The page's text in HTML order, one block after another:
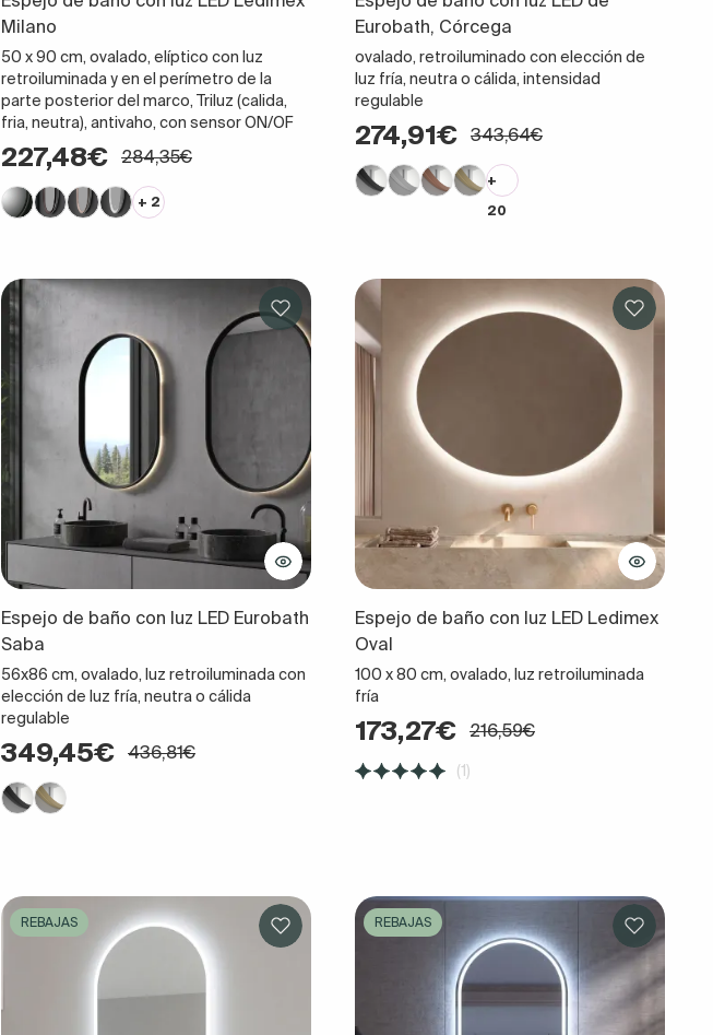
Milano
50 x 90 cm, ovalado, elíptico con luz
retroiluminada y en el perímetro de la
parte posterior del marco, Triluz (calida,
fria, neutra), antivaho, con sensor ON/OF
227,48€ 284,35€
+ 2
Eurobath, Córcega
ovalado, retroiluminado con elección de
luz fría, neutra o cálida, intensidad
regulable
274,91€ 343,64€
+
20
Espejo de baño con luz LED Eurobath
Saba
56x86 cm, ovalado, luz retroiluminada con
elección de luz fría, neutra o cálida
regulable
349,45€ 436,81€
Espejo de baño con luz LED Ledimex
Oval
100 x 80 cm, ovalado, luz retroiluminada
fría
173,27€ 216,59€
(1)
REBAJAS REBAJAS